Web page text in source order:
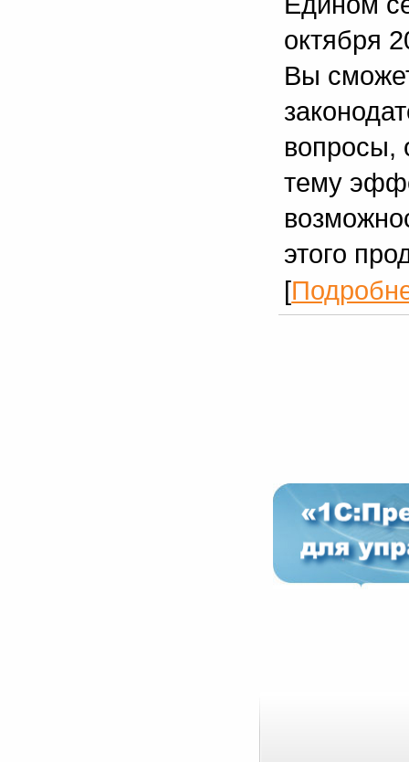
октября
Вы
вопросы,
тему
этого
[